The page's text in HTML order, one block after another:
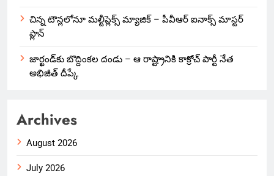
చిన్న టౌన్లలోనూ మల్టీప్లెక్స్‌ మ్యాజిక్ – పీవీఆర్ ఐనాక్స్ మాస్టర్
ప్లాన్
జార్ఖండ్‌కు బొద్దింకల దండు – ఆ రాష్ట్రానికి కాక్రోచ్ పార్టీ నేత
అభిజీత్ దీప్కే
Archives
August 2026
July 2026